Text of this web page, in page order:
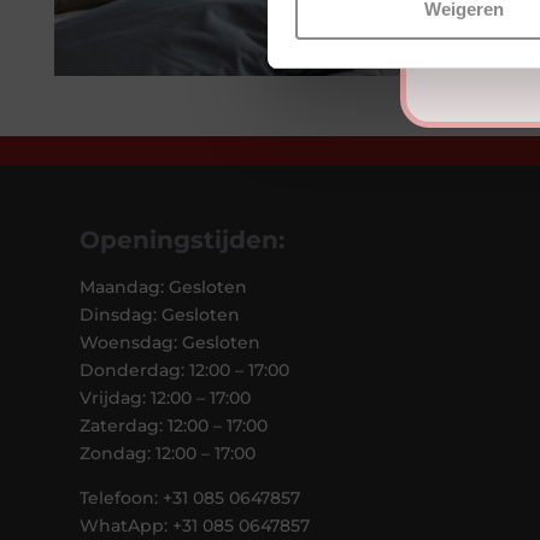
Weigeren
Openingstijden:
Maandag: Gesloten
Dinsdag: Gesloten
Woensdag: Gesloten
Donderdag: 12:00 – 17:00
Vrijdag: 12:00 – 17:00
Zaterdag: 12:00 – 17:00
Zondag: 12:00 – 17:00
Telefoon: +31 085 0647857
WhatApp: +31 085 0647857